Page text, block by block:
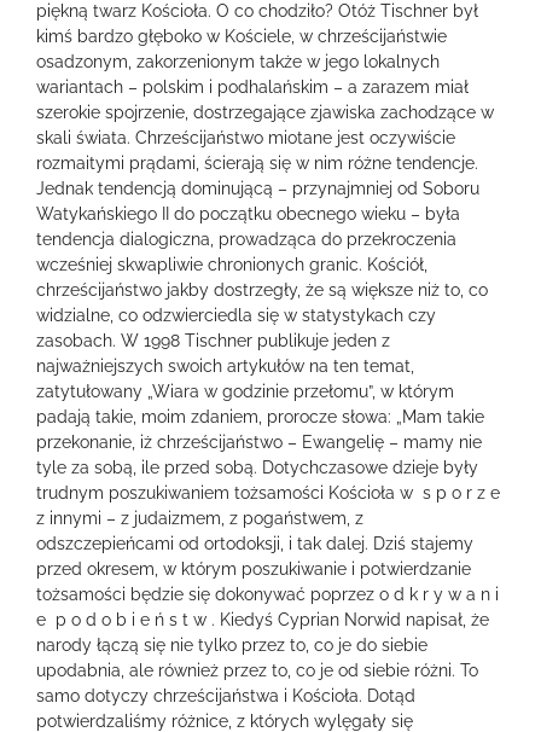
piękną twarz Kościoła. O co chodziło? Otóż Tischner był
kimś bardzo głęboko w Kościele, w chrześcijaństwie
osadzonym, zakorzenionym także w jego lokalnych
wariantach – polskim i podhalańskim – a zarazem miał
szerokie spojrzenie, dostrzegające zjawiska zachodzące w
skali świata. Chrześcijaństwo miotane jest oczywiście
rozmaitymi prądami, ścierają się w nim różne tendencje.
Jednak tendencją dominującą – przynajmniej od Soboru
Watykańskiego II do początku obecnego wieku – była
tendencja dialogiczna, prowadząca do przekroczenia
wcześniej skwapliwie chronionych granic. Kościół,
chrześcijaństwo jakby dostrzegły, że są większe niż to, co
widzialne, co odzwierciedla się w statystykach czy
zasobach. W 1998 Tischner publikuje jeden z
najważniejszych swoich artykułów na ten temat,
zatytułowany „Wiara w godzinie przełomu”, w którym
padają takie, moim zdaniem, prorocze słowa: „Mam takie
przekonanie, iż chrześcijaństwo – Ewangelię – mamy nie
tyle za sobą, ile przed sobą. Dotychczasowe dzieje były
trudnym poszukiwaniem tożsamości Kościoła w s p o r z e
z innymi – z judaizmem, z pogaństwem, z
odszczepieńcami od ortodoksji, i tak dalej. Dziś stajemy
przed okresem, w którym poszukiwanie i potwierdzanie
tożsamości będzie się dokonywać poprzez o d k r y w a n i
e p o d o b i e ń s t w . Kiedyś Cyprian Norwid napisał, że
narody łączą się nie tylko przez to, co je do siebie
upodabnia, ale również przez to, co je od siebie różni. To
samo dotyczy chrześcijaństwa i Kościoła. Dotąd
potwierdzaliśmy różnice, z których wylęgały się